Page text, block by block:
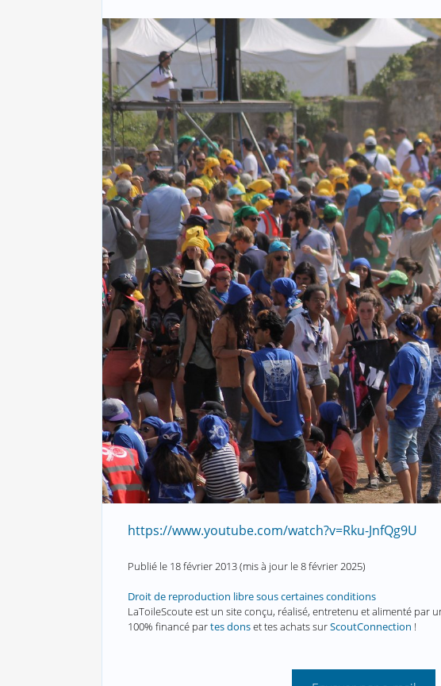
https://www.youtube.com/watch?v=Rku-JnfQg9U
Publié le 18 février 2013(mis à jour le8 février 2025)
Droit de reproduction libre sous certaines conditions
LaToileScoute est un site conçu, réalisé, entretenu et alimenté par
100% financé partes donset tes achats surScoutConnection !